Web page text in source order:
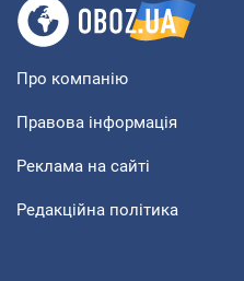
Про компанію
Правова інформація
Реклама на сайті
Редакційна політика